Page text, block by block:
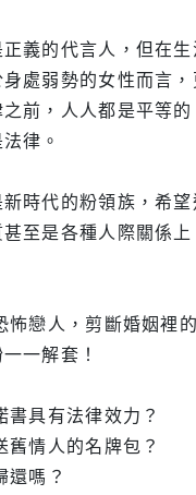
義的代言人，但在
處弱勢的女性而言
前，人人都是平等
律。
時代的粉領族，希
至是各種人際關係
戀人，剪斷婚姻裡
一解套！
書具有法律效力？
舊情人的名牌包？
還嗎？